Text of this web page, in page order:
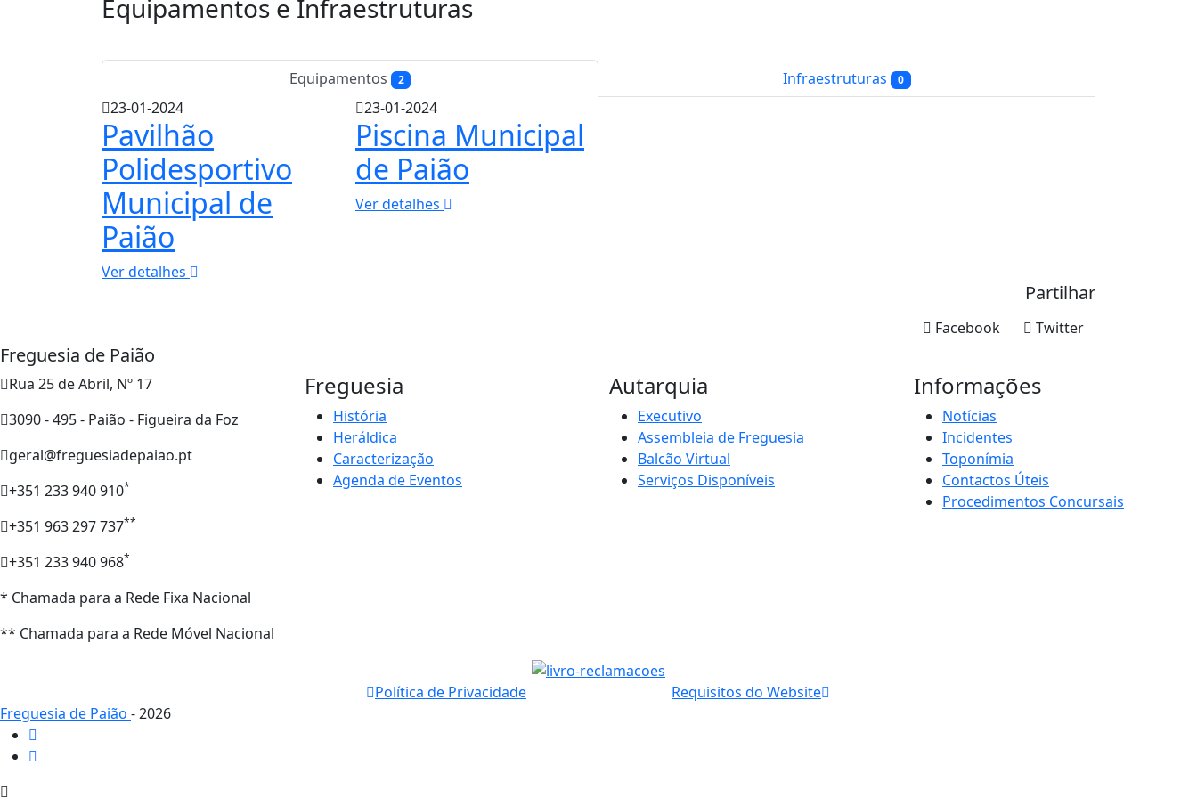
Equipamentos e Infraestruturas
Equipamentos 2 Infraestruturas 0
23-01-2024
Pavilhão
Polidesportivo
Municipal de
Paião
Ver detalhes
23-01-2024
Piscina Municipal
de Paião
Ver detalhes
Partilhar
Twitter
Facebook
Freguesia de Paião
Rua 25 de Abril, Nº 17
3090 - 495 - Paião - Figueira da Foz
geral@freguesiadepaiao.pt
+351 233 940 910*
+351 963 297 737**
+351 233 940 968*
* Chamada para a Rede Fixa Nacional
** Chamada para a Rede Móvel Nacional
Freguesia
História
Heráldica
Caracterização
Agenda de Eventos
Autarquia
Executivo
Assembleia de Freguesia
Balcão Virtual
Serviços Disponíveis
Informações
Notícias
Incidentes
Toponímia
Contactos Úteis
Procedimentos Concursais
Política de Privacidade
Requisitos do Website
Freguesia de Paião - 2026